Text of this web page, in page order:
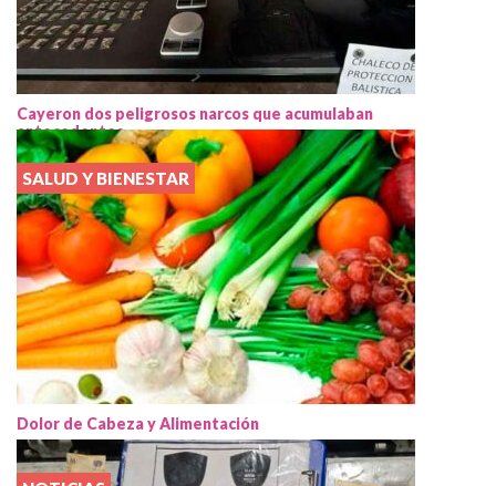
Cayeron dos peligrosos narcos que acumulaban
antecedentes
SALUD Y BIENESTAR
Dolor de Cabeza y Alimentación